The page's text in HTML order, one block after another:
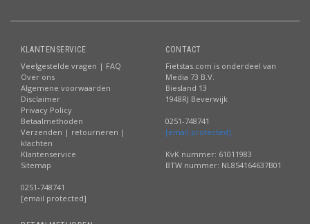
KLANTENSERVICE
Veelgestelde vragen | FAQ
Over ons
Algemene voorwaarden
Disclaimer
Privacy Policy
Betaalmethoden
Verzenden | retourneren |
klachten
Klantenservice
Sitemap
0251-748741
[email protected]
CONTACT
Fietstas.com is onderdeel van
Media 73 B.V.
Biesland 13
1948RJ Beverwijk
0251-748741
[email protected]
KvK nummer: 61011983
BTW nummer: NL854164637B01